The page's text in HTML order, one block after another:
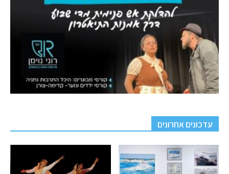
עדכונים אחרונים